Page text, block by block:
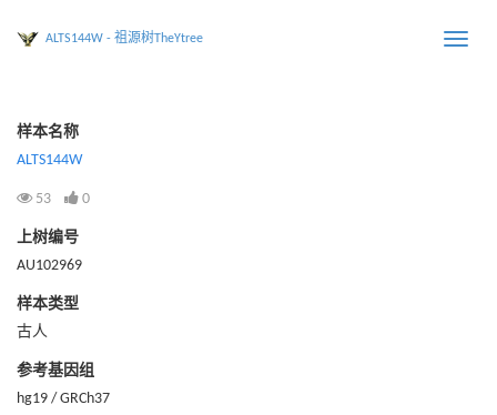
Toggle
ALTS144W - 祖源树TheYtree
样本名称
ALTS144W
53 0
上树编号
AU102969
样本类型
古人
参考基因组
hg19 / GRCh37